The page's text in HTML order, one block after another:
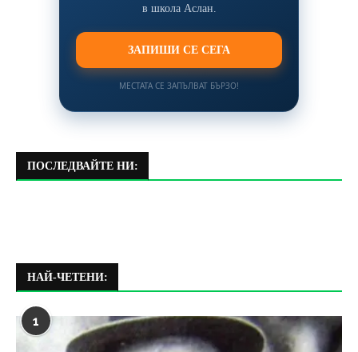
в школа Аслан.
ЗАПИШИ СЕ СЕГА
МЕСТАТА СЕ ЗАПЪЛВАТ БЪРЗО!
ПОСЛЕДВАЙТЕ НИ:
НАЙ-ЧЕТЕНИ:
1